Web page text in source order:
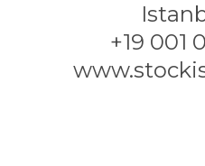
+19 001